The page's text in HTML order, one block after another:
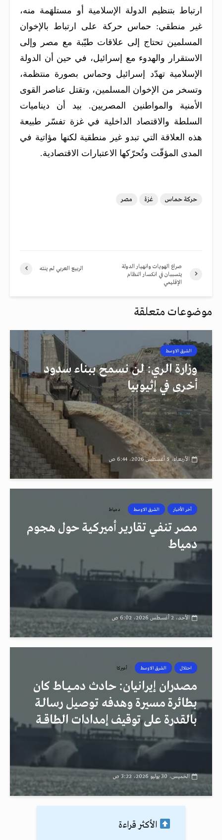
ارتباط بتنظيم الدولة الإسلامية أو مستلهَمة منه،
غير منطقي: حماس حركة على ارتباط بالإخوان
المسلمين تحتاج إلى علاقات طيّبة مع مصر وإلى
الاستقرار والهدوء مع إسرائيل، في حين أن الدولة
الإسلامية تهدّد إسرائيل وحماس بصورة منتظمة،
وتسخر من الإخوان المسلمين، وتقتل عناصر القوى
الأمنية والمواطنين المصريين. بيد أن ديناميات
السلطة والاقتصاد الداخلية في غزة تفسّر طبيعة
هذه العلاقة التي تبدو غير منطقية لكنها مؤاتية في
المدى المؤقّت وتُحرّكها الاعتبارات الاقتصادية.
حركة حماس غزة مصر
الربيع العربي لم ينته
صراع الهويات وانهيار الدولة
يتسببان في انكسار النظام
الإقليمي
موضوعات متعلقة
الشرق الاوسط رصد
وزارة الري: لن نسمح ببناء سدود
أخرى في إثيوبيا
الأربعاء، 5 أغسطس 2026، 6:44 ص
أخر الأخبار الشرق الاوسط دمياط
مصر تنفي تقارير أميركية حول هجوم
دمياط
الأحد، 2 أغسطس 2026، 6:02 ص
احتلال الشرق الاوسط أميركا
مصدران إيرانيان: حادث دمــيــاط كان
بطائرة مسيرة وهدفه توصيل رسالـة
بالقدرة على توقيف إمدادات الطاقــة
الخميس، 30 يوليو 2026، 3:22 ص
الأكثر قراءة